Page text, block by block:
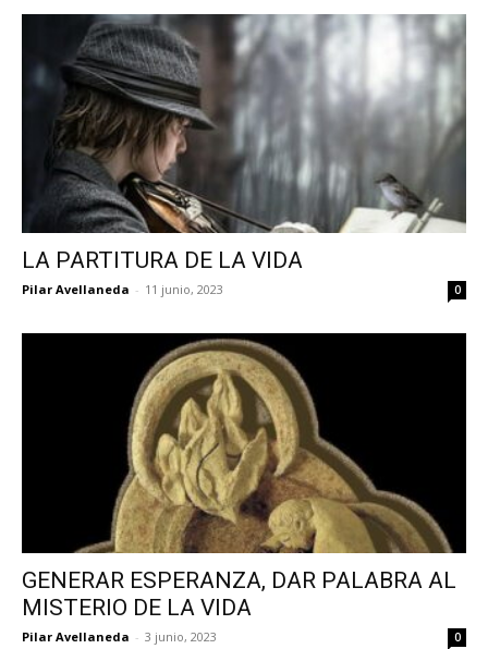
LA PARTITURA DE LA VIDA
Pilar Avellaneda - 11 junio, 2023 0
GENERAR ESPERANZA, DAR PALABRA AL
MISTERIO DE LA VIDA
Pilar Avellaneda - 3 junio, 2023 0